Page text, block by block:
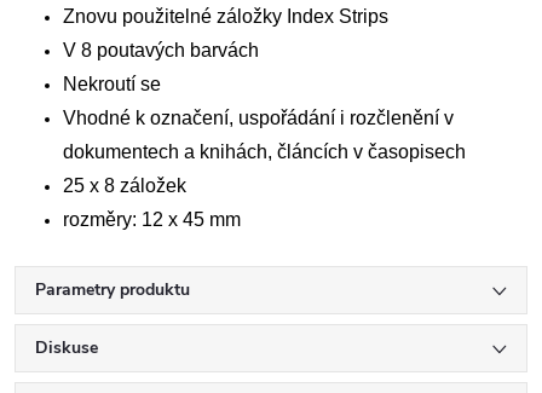
Znovu použitelné záložky Index Strips
V 8 poutavých barvách
Nekroutí se
Vhodné k označení, uspořádání i rozčlenění v
dokumentech a knihách, článcích v časopisech
25 x 8 záložek
rozměry: 12 x 45 mm
Parametry produktu
Diskuse